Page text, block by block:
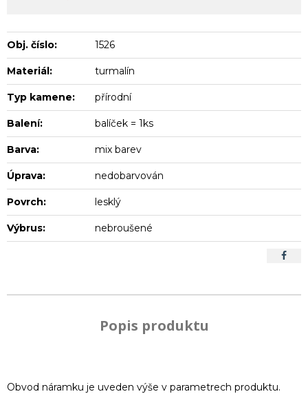
Obj. číslo: 1526
Materiál: turmalín
Typ kamene: přírodní
Balení: balíček = 1ks
Barva: mix barev
Úprava: nedobarvován
Povrch: lesklý
Výbrus: nebroušené
Popis produktu
Obvod náramku je uveden výše v parametrech produktu.